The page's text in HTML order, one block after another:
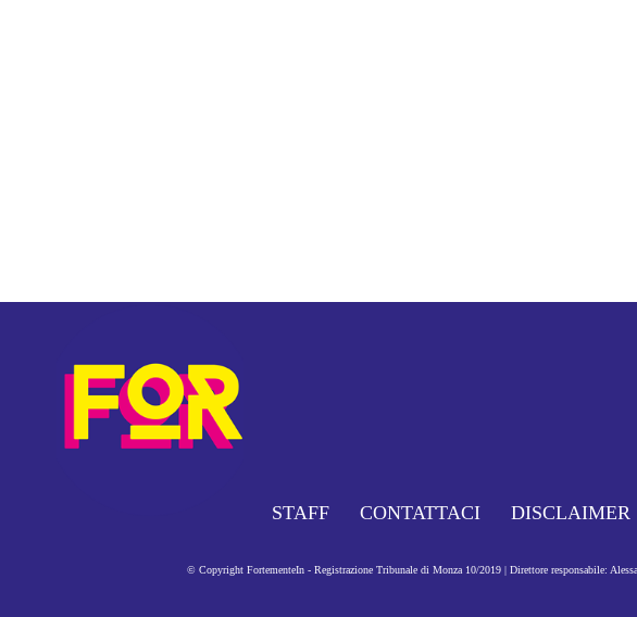
STAFF CONTATTACI DISCLAIMER
© Copyright FortementeIn - Registrazione Tribunale di Monza 10/2019 | Direttore responsabile: